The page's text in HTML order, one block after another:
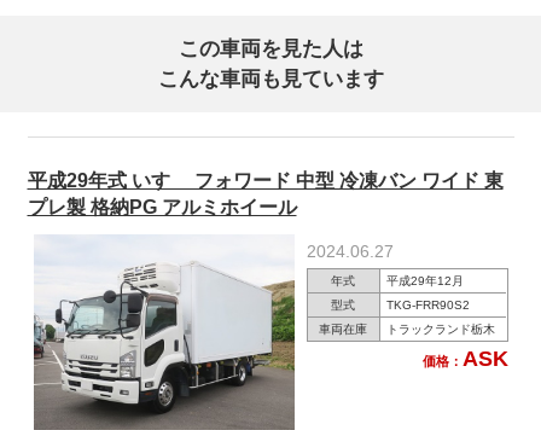
この車両を見た人は
こんな車両も見ています
平成29年式 いすゞ フォワード 中型 冷凍バン ワイド 東
プレ製 格納PG アルミホイール
2024.06.27
年式
平成29年12月
型式
TKG-FRR90S2
車両在庫
トラックランド栃木
価格： ASK